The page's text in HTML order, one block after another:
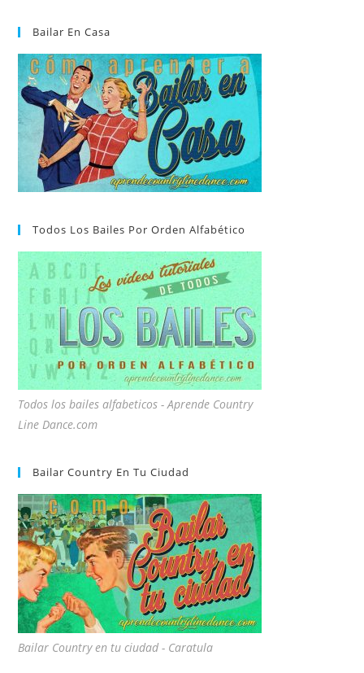
Bailar En Casa
Todos Los Bailes Por Orden Alfabético
Todos los bailes alfabeticos - Aprende Country
Line Dance.com
Bailar Country En Tu Ciudad
Bailar Country en tu ciudad - Caratula